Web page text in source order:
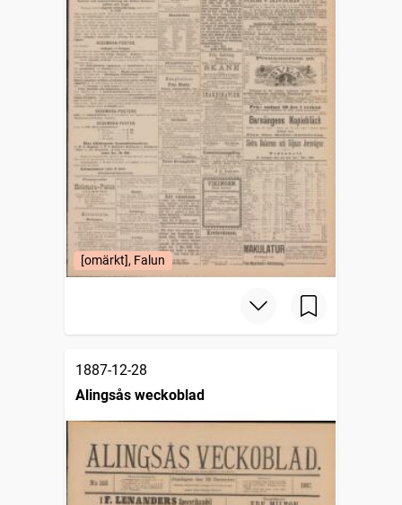
[omärkt], Falun
1887-12-28
Alingsås weckoblad